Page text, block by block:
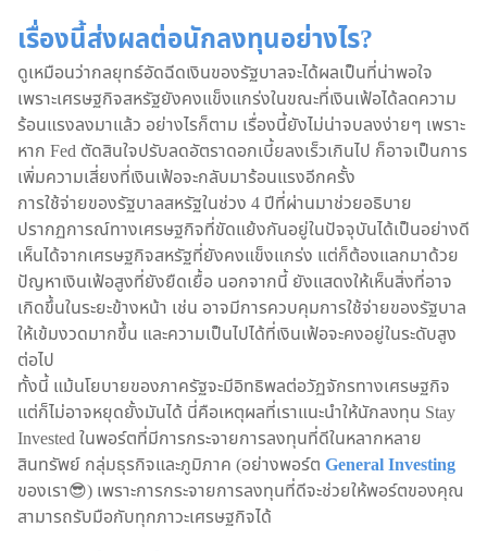
เรื่องนี้ส่งผลต่อนักลงทุนอย่างไร?
ดูเหมือนว่ากลยุทธ์อัดฉีดเงินของรัฐบาลจะได้ผลเป็นที่น่าพอใจ
เพราะเศรษฐกิจสหรัฐยังคงแข็งแกร่งในขณะที่เงินเฟ้อได้ลดความ
ร้อนแรงลงมาแล้ว อย่างไรก็ตาม เรื่องนี้ยังไม่น่าจบลงง่ายๆ เพราะ
หาก Fed ตัดสินใจปรับลดอัตราดอกเบี้ยลงเร็วเกินไป ก็อาจเป็นการ
เพิ่มความเสี่ยงที่เงินเฟ้อจะกลับมาร้อนแรงอีกครั้ง
การใช้จ่ายของรัฐบาลสหรัฐในช่วง 4 ปีที่ผ่านมาช่วยอธิบาย
ปรากฏการณ์ทางเศรษฐกิจที่ขัดแย้งกันอยู่ในปัจจุบันได้เป็นอย่างดี
เห็นได้จากเศรษฐกิจสหรัฐที่ยังคงแข็งแกร่ง แต่ก็ต้องแลกมาด้วย
ปัญหาเงินเฟ้อสูงที่ยังยืดเยื้อ นอกจากนี้ ยังแสดงให้เห็นสิ่งที่อาจ
เกิดขึ้นในระยะข้างหน้า เช่น อาจมีการควบคุมการใช้จ่ายของรัฐบาล
ให้เข้มงวดมากขึ้น และความเป็นไปได้ที่เงินเฟ้อจะคงอยู่ในระดับสูง
ต่อไป
ทั้งนี้ แม้นโยบายของภาครัฐจะมีอิทธิพลต่อวัฏจักรทางเศรษฐกิจ
แต่ก็ไม่อาจหยุดยั้งมันได้ นี่คือเหตุผลที่เราแนะนำให้นักลงทุน Stay
Invested ในพอร์ตที่มีการกระจายการลงทุนที่ดีในหลากหลาย
สินทรัพย์ กลุ่มธุรกิจและภูมิภาค (อย่างพอร์ต General Investing
ของเรา😎) เพราะการกระจายการลงทุนที่ดีจะช่วยให้พอร์ตของคุณ
สามารถรับมือกับทุกภาวะเศรษฐกิจได้